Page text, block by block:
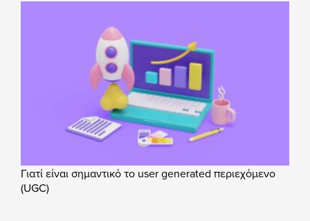
Γιατί είναι σημαντικό το user generated περιεχόμενο
(UGC)